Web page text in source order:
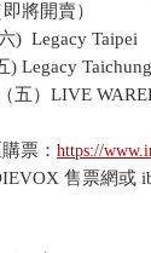
將開賣）
) Legacy Taipei
) Legacy Taichung
五）LIVE
票： https://
售票網或